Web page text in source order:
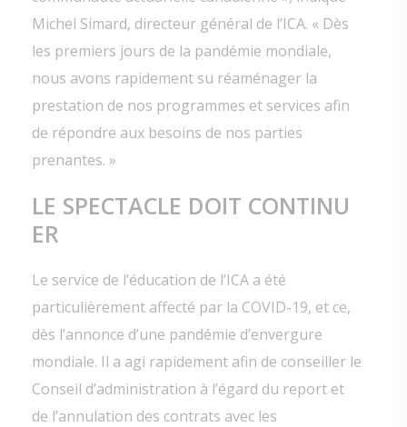
Michel Simard, directeur général de l’ICA. « Dès
les premiers jours de la pandémie mondiale,
nous avons rapidement su réaménager la
prestation de nos programmes et services afin
de répondre aux besoins de nos parties
prenantes. »
LE SPECTACLE DOIT CONTINU
ER
Le service de l’éducation de l’ICA a été
particulièrement affecté par la COVID-19, et ce,
dès l’annonce d’une pandémie d’envergure
mondiale. Il a agi rapidement afin de conseiller le
Conseil d’administration à l’égard du report et
de l’annulation des contrats avec les